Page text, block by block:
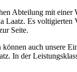
Abteilung mit
Laatz. Es
Seite.
auch unsere
In der